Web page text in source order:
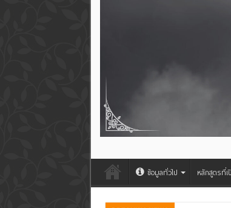
ข้อมูลทั่วไป หลักสูตรที่เ